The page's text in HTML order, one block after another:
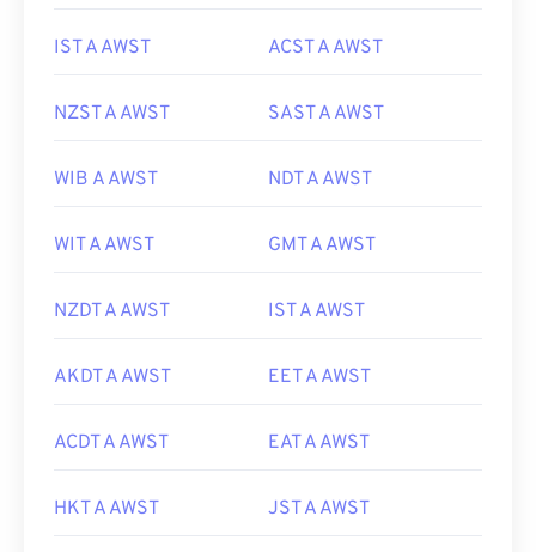
IST A AWST ACST A AWST
NZST A AWST SAST A AWST
WIB A AWST NDT A AWST
WIT A AWST GMT A AWST
NZDT A AWST IST A AWST
AKDT A AWST EET A AWST
ACDT A AWST EAT A AWST
HKT A AWST JST A AWST